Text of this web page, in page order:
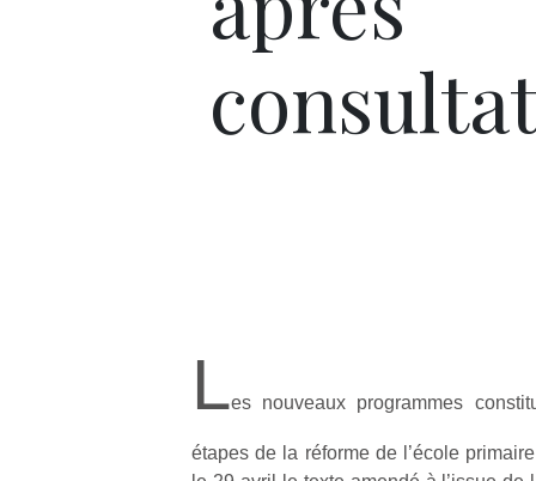
Les nouveaux programmes
étapes de la réforme de l’école